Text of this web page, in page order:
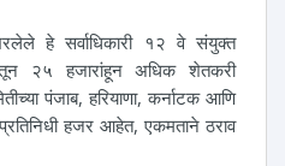
हे सर्वाधिकारी १२ वे संयुक्त
२५ हजारांहून अधिक शेतकरी
पंजाब, हरियाणा, कर्नाटक आणि
हजर आहेत, एकमताने ठराव